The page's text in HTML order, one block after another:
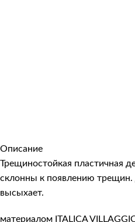
Описание
Трещиностойкая пластичная
склонны к появлению трещин.
высыхает.
материалом ITALICA